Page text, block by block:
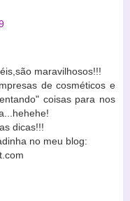
maravilhosos!!!
de cosméticos e
coisas para nos
dicas!!!
no meu blog: